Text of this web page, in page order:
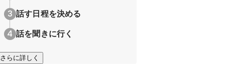
話す日程を決める
話を聞きに行く
さらに詳しく